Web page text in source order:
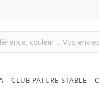
CLUB PATURE STABLE